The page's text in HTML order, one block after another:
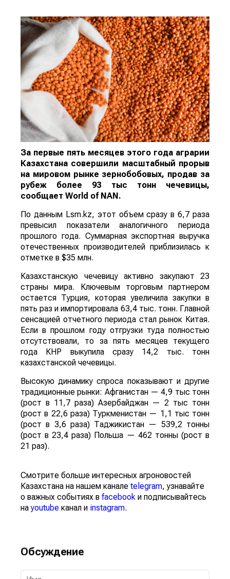
За первые пять месяцев этого года аграрии
Казахстана совершили масштабный прорыв
на мировом рынке зернобобовых, продав за
рубеж более 93 тыс тонн чечевицы,
сообщает World of NAN .
По данным Lsm.kz, этот объем сразу в 6,7 раза
превысил показатели аналогичного периода
прошлого года. Суммарная экспортная выручка
отечественных производителей приблизилась к
отметке в $35 млн.
Казахстанскую чечевицу активно закупают 23
страны мира. Ключевым торговым партнером
остается Турция, которая увеличила закупки в
пять раз и импортировала 63,4 тыс. тонн. Главной
сенсацией отчетного периода стал рынок Китая.
Если в прошлом году отгрузки туда полностью
отсутствовали, то за пять месяцев текущего
года КНР выкупила сразу 14,2 тыс. тонн
казахстанской чечевицы.
Высокую динамику спроса показывают и другие
традиционные рынки: Афганистан — 4,9 тыс тонн
(рост в 11,7 раза) Азербайджан — 2 тыс тонн
(рост в 22,6 раза) Туркменистан — 1,1 тыс тонн
(рост в 3,6 раза) Таджикистан — 539,2 тонны
(рост в 23,4 раза) Польша — 462 тонны (рост в
21 раз).
Смотрите больше интересных агроновостей
Казахстана на нашем канале telegram, узнавайте
о важных событиях в facebook и подписывайтесь
наyoutube канал и instagram.
Обсуждение